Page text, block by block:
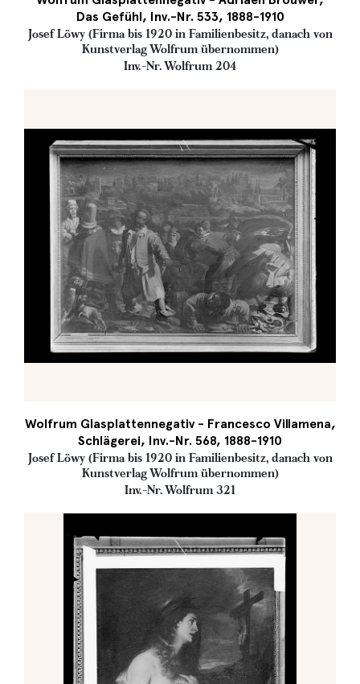
Das Gefühl, Inv.-Nr. 533, 1888-1910
Josef Löwy (Firma bis 1920 in Familienbesitz, danach von
Kunstverlag Wolfrum übernommen)
Inv.-Nr. Wolfrum 204
Wolfrum Glasplattennegativ - Francesco Villamena,
Schlägerei, Inv.-Nr. 568, 1888-1910
Josef Löwy (Firma bis 1920 in Familienbesitz, danach von
Kunstverlag Wolfrum übernommen)
Inv.-Nr. Wolfrum 321